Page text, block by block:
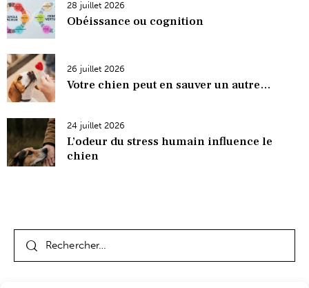
28 juillet 2026
Obéissance ou cognition
26 juillet 2026
Votre chien peut en sauver un autre…
24 juillet 2026
L’odeur du stress humain influence le
chien